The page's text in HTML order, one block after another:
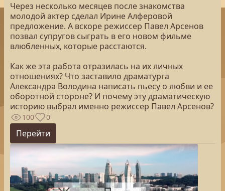
Через несколько месяцев после знакомства
молодой актер сделал Ирине Алферовой
предложение. А вскоре режиссер Павел Арсенов
позвал супругов сыграть в его новом фильме
влюбленных, которые расстаются.
Как же эта работа отразилась на их личных
отношениях? Что заставило драматурга
Александра Володина написать пьесу о любви и ее
оборотной стороне? И почему эту драматическую
историю выбрал именно режиссер Павел Арсенов?
100 0
Перейти